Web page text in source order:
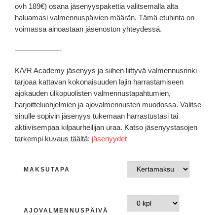
ovh 189€) osana jäsenyyspakettia valitsemalla alta
haluamasi valmennuspäivien määrän. Tämä etuhinta on
voimassa ainoastaan jäsenoston yhteydessä.
——————-
K/VR Academy jäsenyys ja siihen liittyvä valmennusrinki
tarjoaa kattavan kokonaisuuden lajin harrastamiseen
ajokauden ulkopuolisten valmennustapahtumien,
harjoitteluohjelmien ja ajovalmennusten muodossa. Valitse
sinulle sopivin jäsenyys tukemaan harrastustasi tai
aktiivisempaa kilpaurheilijan uraa. Katso jäsenyystasojen
tarkempi kuvaus täältä: jäsenyydet
MAKSUTAPA
AJOVALMENNUSPÄIVÄ